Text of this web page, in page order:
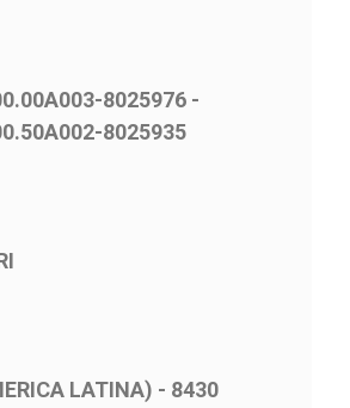
8025976 -
8025935
LATINA) - 8430